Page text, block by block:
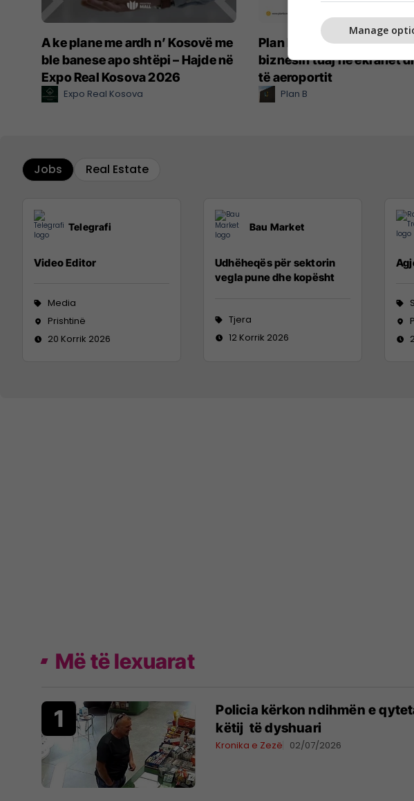
A ke plane me ardh n’ Kosovë me
ble banese apo shtëpi – Hajde në
Expo Real Kosova 2026
Expo Real Kosova
Plan B Creative e vendos
biznesin tuaj në ekranet
të aeroportit
Plan B
Jobs Real Estate
Telegrafi
Video Editor
Media
Prishtinë
20 Korrik 2026
Bau Market
Udhëheqës për sektorin
vegla pune dhe kopësht
Tjera
12 Korrik 2026
Më të lexuarat
Policia kërkon ndihmën e
këtij të dyshuari
Kronika e Zezë 02/07/2026
Manage